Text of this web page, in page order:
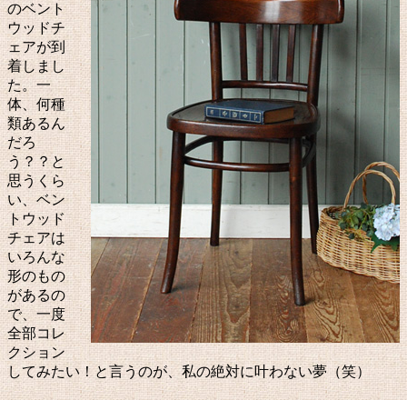
のベント
ウッドチ
ェアが到
着しまし
た。一
体、何種
類あるん
だろ
う？？と
思うくら
い、ベン
トウッド
チェアは
いろんな
形のもの
があるの
で、一度
全部コレ
クション
してみたい！と言うのが、私の絶対に叶わない夢（笑）